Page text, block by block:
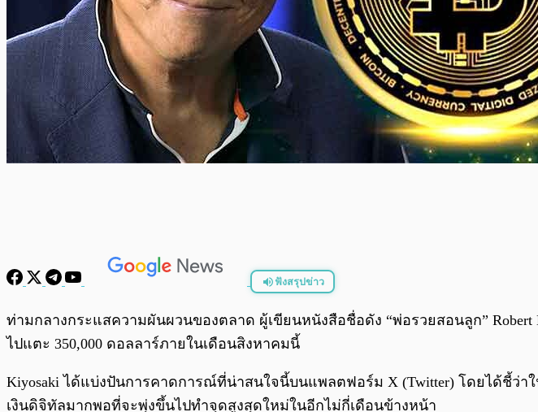
ฟังสรุปข่าว
ท่ามกลางกระแสความผันผวนของตลาด ผู้เขียนหนังสือชื่อดัง “พ่อรวยสอนลูก”
ไปแตะ 350,000 ดอลลาร์ภายในเดือนสิงหาคมนี้
Kiyosaki ได้แบ่งปันการคาดการณ์ที่น่าสนใจนี้บนแพลตฟอร์ม X (Twitter) โดยได้ชี้ว่
เงินดิจิทัลมากพอที่จะพุ่งขึ้นไปทำจุดสูงสุดใหม่ในอีกไม่กี่เดือนข้างหน้า